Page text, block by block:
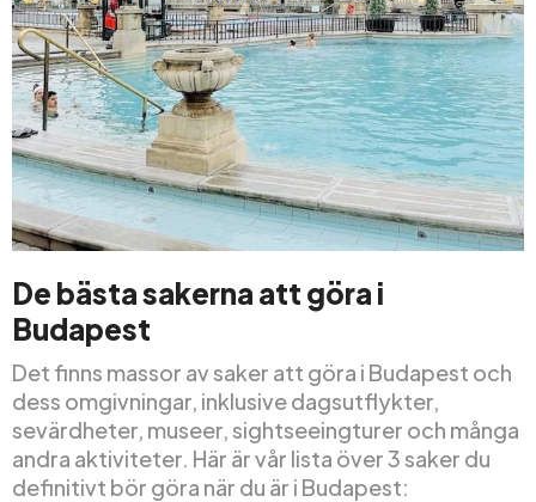
De bästa sakerna att göra i
Budapest
Det finns massor av saker att göra i Budapest och
dess omgivningar, inklusive dagsutflykter,
sevärdheter, museer, sightseeingturer och många
andra aktiviteter. Här är vår lista över 3 saker du
definitivt bör göra när du är i Budapest: